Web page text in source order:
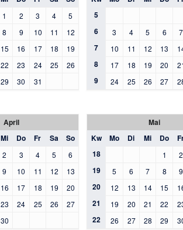
1 2 3 4 5
8 9 10 11 12
15 16 17 18 19
22 23 24 25 26
29 30 31
5
6
3 4 5 6 7
7 10 11 12 13
8 17 18 19 20
9 24 25 26 27
April
Mi Do Fr Sa
So
2 3 4 5 6
9 10 11 12 13
16 17 18 19 20
23 24 25 26 27
30
Mai
Kw
Mo Di Mi Do
18
1 2
19 5 6 7 8 9
20 12 13 14 15
21 19 20 21 22
22 26 27 28 29